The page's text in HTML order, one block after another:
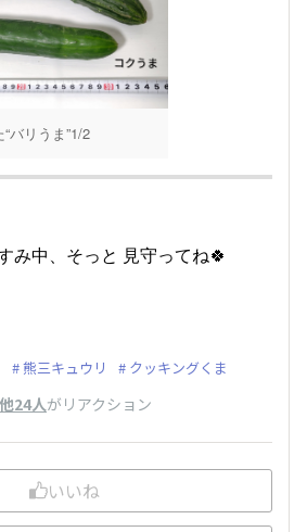
バリうま”1/2
み中、そっと 見守ってね🍀
熊三キュウリ クッキングくま
他24人がリアクション
いいね